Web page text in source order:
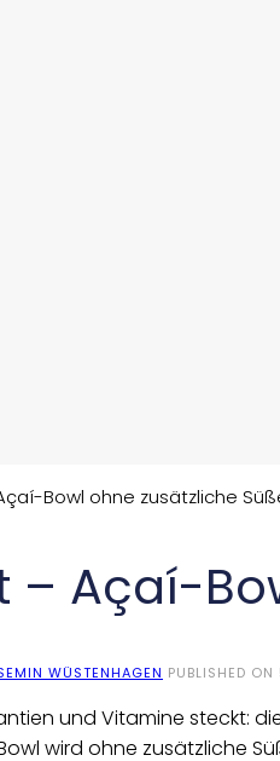
Açaí-
WÜSTENHAGEN PUBLISHED ON
und Vitamine steckt:
wird ohne zusätzliche